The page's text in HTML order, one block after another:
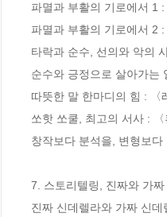
파멸과 부활의 기로에서 1 :
파멸과 부활의 기로에서 2 :
타락과 순수, 선의와 악의
순수와 긍정으로 살아가는
따뜻한 말 한마디의 힘 : 〈
쏘핫 쏘쿨, 최고의 서사 : 〈
창작보다 분석을, 변형보다
7. 스토리텔링, 진짜와 가짜
진짜 신데렐라와 가짜 신데